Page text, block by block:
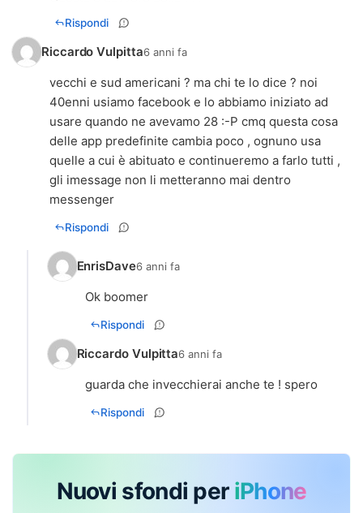
Rispondi
Riccardo Vulpitta6 anni fa
vecchi e sud americani ? ma chi te lo dice ? noi
40enni usiamo facebook e lo abbiamo iniziato ad
usare quando ne avevamo 28 :-P cmq questa cosa
delle app predefinite cambia poco , ognuno usa
quelle a cui è abituato e continueremo a farlo tutti ,
gli imessage non li metteranno mai dentro
messenger
Rispondi
EnrisDave6 anni fa
Ok boomer
Rispondi
Riccardo Vulpitta6 anni fa
guarda che invecchierai anche te ! spero
Rispondi
Nuovi sfondi per iPhone